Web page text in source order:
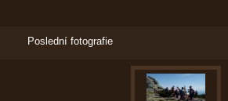
Poslední fotografie